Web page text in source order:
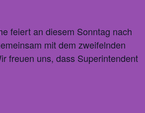
feiert an diesem Sonntag nach
mit dem zweifelnden
freuen uns, dass Superintendent